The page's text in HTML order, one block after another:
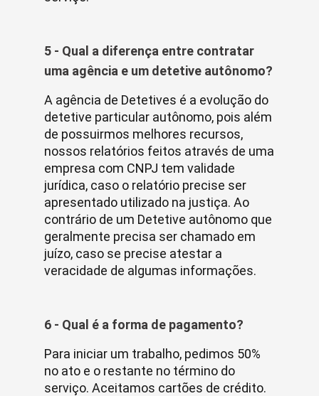
5 - Qual a diferença entre contratar
uma agência e um detetive autônomo?
A agência de Detetives é a evolução do
detetive particular autônomo, pois além
de possuirmos melhores recursos,
nossos relatórios feitos através de uma
empresa com CNPJ tem validade
jurídica, caso o relatório precise ser
apresentado utilizado na justiça. Ao
contrário de um Detetive autônomo que
geralmente precisa ser chamado em
juízo, caso se precise atestar a
veracidade de algumas informações.
6 - Qual é a forma de pagamento?
Para iniciar um trabalho, pedimos 50%
no ato e o restante no término do
serviço. Aceitamos cartões de crédito.